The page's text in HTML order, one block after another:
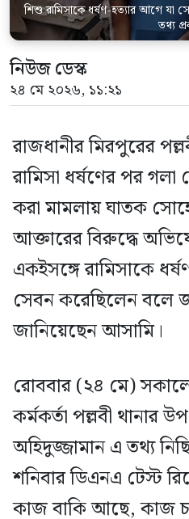
শিশু রামিসাকে ধর্ষণ-হত্যার আগে যা
তথ্য
নিউজ ডেস্ক
২৪ মে ২০২৬, ১১:২১
রাজধানীর মিরপুরের
রামিসা ধর্ষণের পর গলা
করা মামলায় ঘাতক সোহেল
আক্তারের বিরুদ্ধে
একইসঙ্গে রামিসাকে
সেবন করেছিলেন বলে
জানিয়েছেন আসামি।
রোববার (২৪ মে)
কর্মকর্তা পল্লবী থানার
অহিদুজ্জামান এ তথ্য
শনিবার ডিএনএ টেস্ট
কাজ বাকি আছে, কাজ